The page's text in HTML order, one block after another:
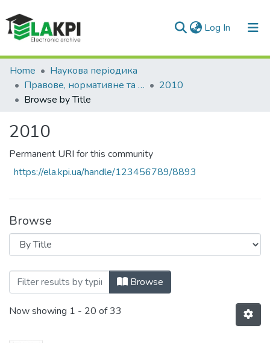
Log In (current)
Communities & Collections
All of DSpace
Home
Наукова періодика
Правове, нормативне та метрологічне забезпечення системи захисту інформації в Україні
2010
Browse by Title
2010
Permanent URI for this community
https://ela.kpi.ua/handle/123456789/8893
Browse
Browsing 2010 by Title
Browse
Now showing 1 - 20 of 33